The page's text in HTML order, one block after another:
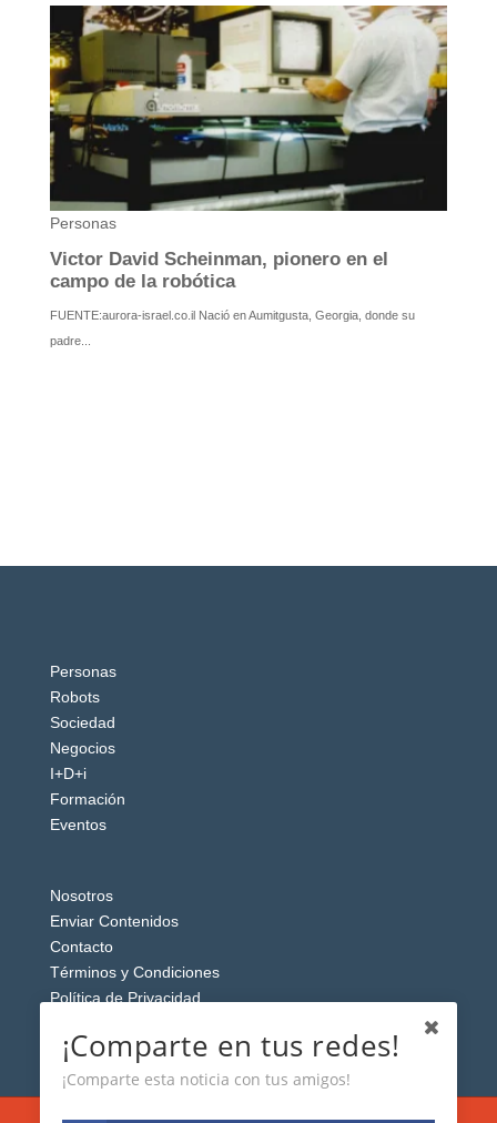
Personas
Robots
Sociedad
Negocios
I+D+i
Formación
Eventos
Nosotros
Enviar Contenidos
Contacto
Términos y Condiciones
Política de Privacidad
¡Comparte en tus redes!
¡Comparte esta noticia con tus amigos!